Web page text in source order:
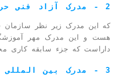
2 - مدرک آزاد فنی حرفه ای مجموعه دکتربرد
که این مدرک زیر نظر
هست و این مدرک مهر
داراست که جزء سابقه کاری
3 - مدرک بین المللی دکتربرد